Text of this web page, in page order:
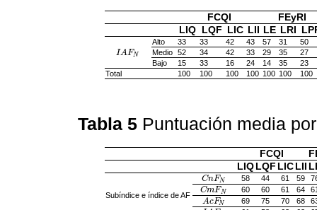
FCQI
FEyRI
LIQ
LQF LIC LII LE LRI
IAFN
IAFN
Alto 33 33 42 43 57 31
50
Medio
52 34 42 33 29 35
27
Bajo
15 33 16 24 14 35
23
Total
100 100 100 100 100 100 100
Tabla 5 Puntuación media
FCQI
LIQ LQF LIC LII
Subíndice e índice de AF
CnFN
CnFN 58 44 61 59
CmFN
CmFN 60 60 61 64
AcFN
AcFN 69 75 70 68